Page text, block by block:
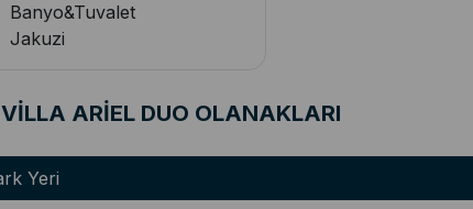
Banyo&Tuvalet
Jakuzi
VİLLA ARİEL DUO OLANAKLARI
Yeri